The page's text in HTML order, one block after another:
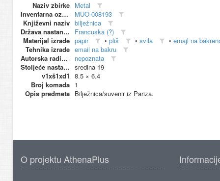
Naziv zbirke Metal
Inventarna oznaka
MUO-008193
Književni naziv bilježnica
Država nastanka
Francuska (?)
Materijal izrade papir • pliš • svila • emajl na
Tehnika izrade email na bakru
Autorska radionica (proizvođač)
nepoznata
Stoljeće nastanka sredina 19
v1xš1xd1
8.5 × 6.4
Broj komada 1
Opis predmeta Bilježnica/suvenir iz Pariza.
O projektu AthenaPlus